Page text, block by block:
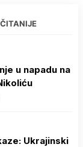
u napadu na
Ukrajinski